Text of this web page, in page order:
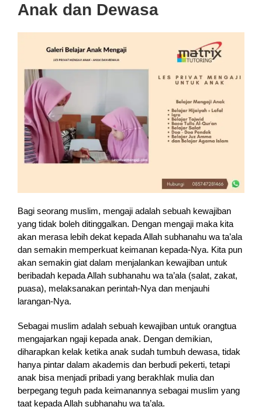
Anak dan Dewasa
Bagi seorang muslim, mengaji adalah sebuah kewajiban
yang tidak boleh ditinggalkan. Dengan mengaji maka kita
akan merasa lebih dekat kepada Allah subhanahu wa ta’ala
dan semakin memperkuat keimanan kepada-Nya. Kita pun
akan semakin giat dalam menjalankan kewajiban untuk
beribadah kepada Allah subhanahu wa ta’ala (salat, zakat,
puasa), melaksanakan perintah-Nya dan menjauhi
larangan-Nya.
Sebagai muslim adalah sebuah kewajiban untuk orangtua
mengajarkan ngaji kepada anak. Dengan demikian,
diharapkan kelak ketika anak sudah tumbuh dewasa, tidak
hanya pintar dalam akademis dan berbudi pekerti, tetapi
anak bisa menjadi pribadi yang berakhlak mulia dan
berpegang teguh pada keimanannya sebagai muslim yang
taat kepada Allah subhanahu wa ta’ala.